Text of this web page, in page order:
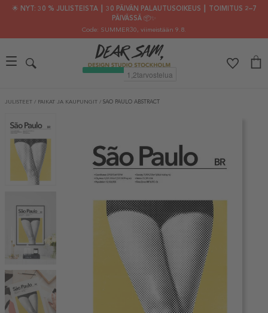
🌟 NYT: 30 % JULISTEISTA ┃ 30 PÄIVÄN PALAUTUSOIKEUS ┃ TOIMITUS 2–7
PÄIVÄSSÄ 📦✨
Code: SUMMER30, viimeistään 9.8.
JULISTEET / PAIKAT JA KAUPUNGIT / SAO PAULO ABSTRACT